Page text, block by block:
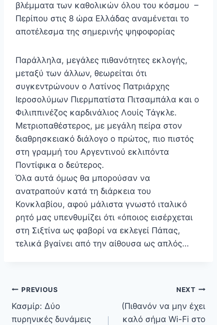
βλέμματα των καθολικών όλου του κόσμου –
Περίπου στις 8 ώρα Ελλάδας αναμένεται το
αποτέλεσμα της σημερινής ψηφοφορίας
Παράλληλα, μεγάλες πιθανότητες εκλογής,
μεταξύ των άλλων, θεωρείται ότι
συγκεντρώνουν ο Λατίνος Πατριάρχης
Ιεροσολύμων Πιερμπατίστα Πιτσαμπάλα και ο
Φιλιππινέζος καρδινάλιος Λουίς Τάγκλε.
Μετριοπαθέστερος, με μεγάλη πείρα στον
διαθρησκειακό διάλογο ο πρώτος, πιο πιστός
στη γραμμή του Αργεντινού εκλιπόντα
Ποντίφικα ο δεύτερος.
Όλα αυτά όμως θα μπορούσαν να
ανατραπούν κατά τη διάρκεια του
Κονκλαβίου, αφού μάλιστα γνωστό ιταλικό
ρητό μας υπενθυμίζει ότι «όποιος εισέρχεται
στη Σιξτίνα ως φαβορί να εκλεγεί Πάπας,
τελικά βγαίνει από την αίθουσα ως απλός…
Πλοήγηση
άρθρων
PREVIOUS
Κασμίρ: Δύο
πυρηνικές δυνάμεις
NEXT
(Πιθανόν να μην έχει
καλό σήμα Wi-Fi στο